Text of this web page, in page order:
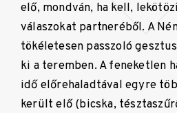
elő, mondván, ha kell,
válaszokat partneréből. A
tökéletesen passzoló
ki a teremben. A feneketlen
idő előrehaladtával egyre
került elő (bicska,